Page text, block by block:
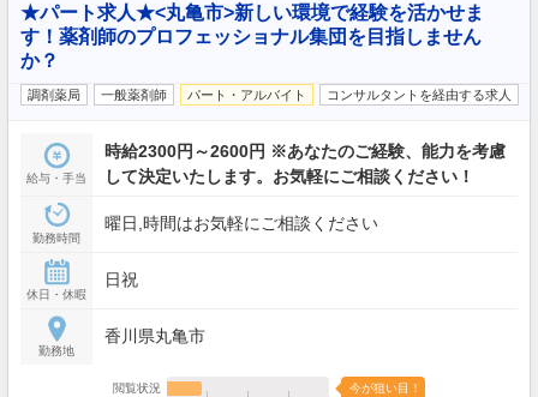
★パート求人★<丸亀市>新しい環境で経験を活かせま
す！薬剤師のプロフェッショナル集団を目指しません
か？
調剤薬局 一般薬剤師 パート・アルバイト コンサルタントを経由する求人
給与・手当
時給2300円～2600円 ※あなたのご経験、能力を考慮
して決定いたします。お気軽にご相談ください！
勤務時間
曜日,時間はお気軽にご相談ください
休日・休暇
日祝
勤務地
香川県丸亀市
閲覧状況 今が狙い目！